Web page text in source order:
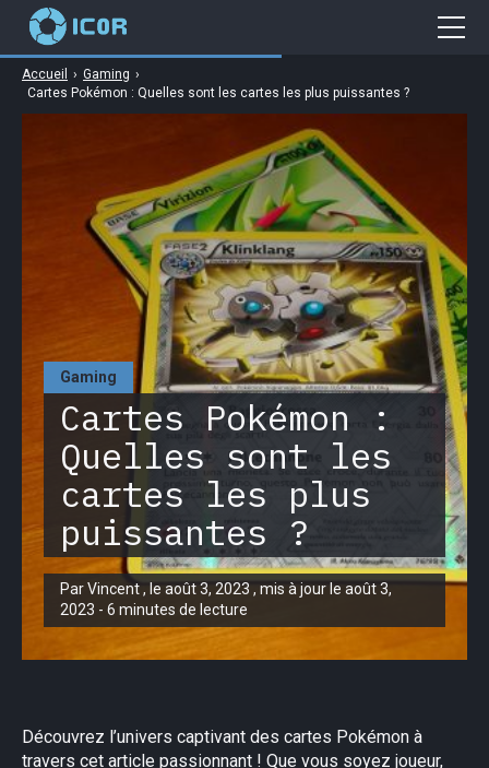
Gaming
Cartes Pokémon :
Quelles sont les
cartes les plus
puissantes ?
Par Vincent , le août 3, 2023 , mis à jour le août 3,
2023 - 6 minutes de lecture
Accueil › Gaming ›
Cartes Pokémon : Quelles sont les cartes les plus puissantes ?
Découvrez l’univers captivant des cartes Pokémon à
travers cet article passionnant ! Que vous soyez joueur,
Cybersécurité